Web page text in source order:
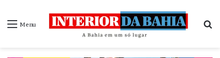
Menu